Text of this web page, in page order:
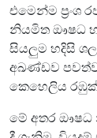
එමෙන්ම ප්‍රංශ
නියමිත ඖෂධ
සියලුම හදිසි
අඛණ්ඩව
කෙහෙලිය
මේ අතර